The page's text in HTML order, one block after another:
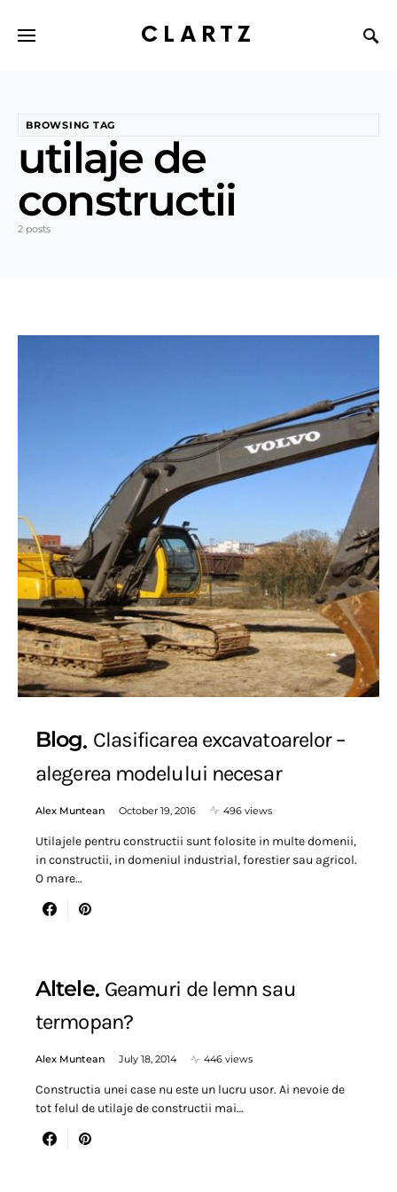
CLARTZ
BROWSING TAG
utilaje de
constructii
2 posts
Blog Clasificarea excavatoarelor –
alegerea modelului necesar
Alex Muntean October 19, 2016 496 views
Utilajele pentru constructii sunt folosite in multe domenii,
in constructii, in domeniul industrial, forestier sau agricol.
O mare…
Altele Geamuri de lemn sau
termopan?
Alex Muntean July 18, 2014 446 views
Constructia unei case nu este un lucru usor. Ai nevoie de
tot felul de utilaje de constructii mai…